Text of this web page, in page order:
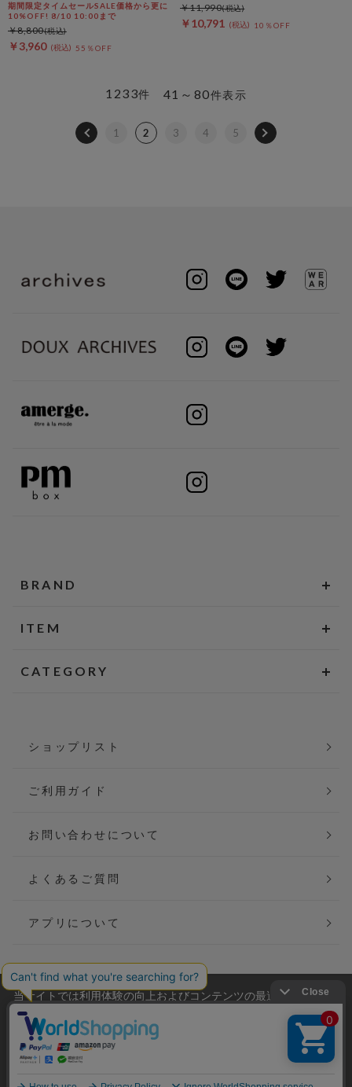
期間限定タイムセールSALE価格から更に
10%OFF! 8/10 10:00まで
￥3,960 55％OFF
￥8,800
￥10,791 10％OFF
￥11,990
41～80件表示
1233件
1 2 3 4 5
BRAND
ITEM
CATEGORY
ショップリスト
ご利用ガイド
お問い合わせについて
よくあるご質問
アプリについて
会社概要
ご利用規約
当サイトでは利用体験の向上およびコンテンツの最適な提供、ト
ラフィックの分析を目的としてCookieを使用しています。
サイトの閲覧を継続された場合、Cookieの利用に同意したことも
のといたします。
詳細については
をご確認ください。
承諾する